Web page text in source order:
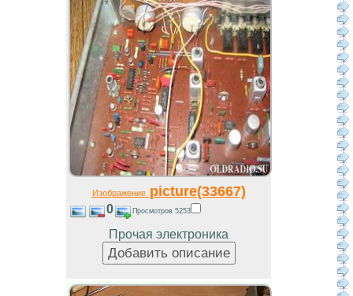
Изображениеpicture(33667)
0 Просмотров 5253
Прочая электроника